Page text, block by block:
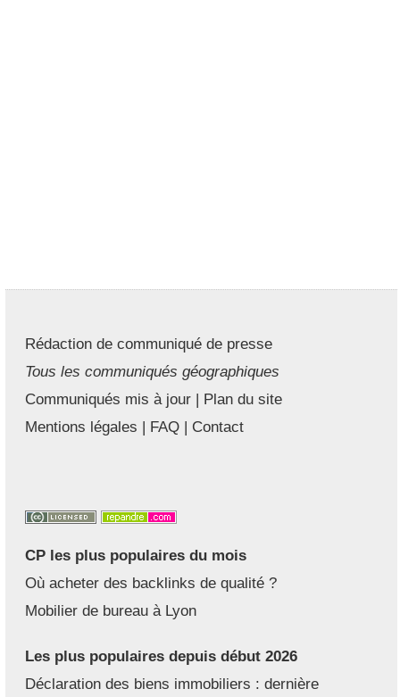
Rédaction de communiqué de presse
Tous les communiqués géographiques
Communiqués mis à jour | Plan du site
Mentions légales | FAQ | Contact
CP les plus populaires du mois
Où acheter des backlinks de qualité ?
Mobilier de bureau à Lyon
Les plus populaires depuis début 2026
Déclaration des biens immobiliers : dernière